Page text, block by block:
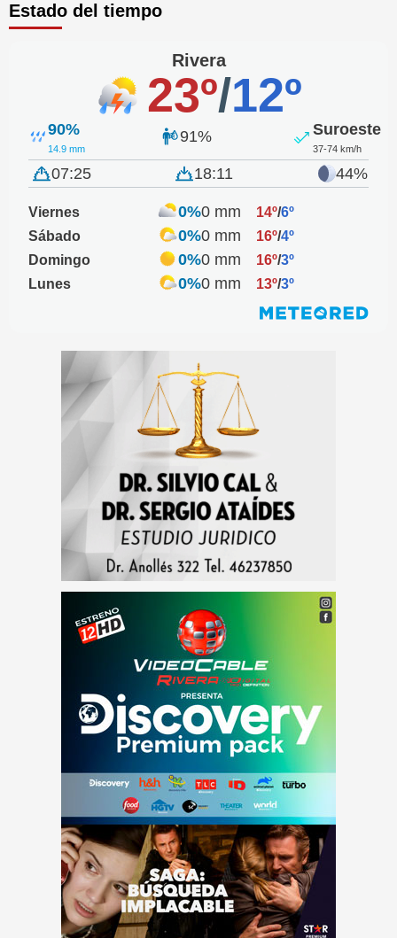
Estado del tiempo
Rivera
23º/12º
90%
14.9 mm
91% Suroeste
37-74 km/h
07:25 18:11 44%
Viernes 0%0 mm 14º/6º
Sábado
0%0 mm 16º/4º
Domingo
0%0 mm 16º/3º
Lunes
0%0 mm 13º/3º